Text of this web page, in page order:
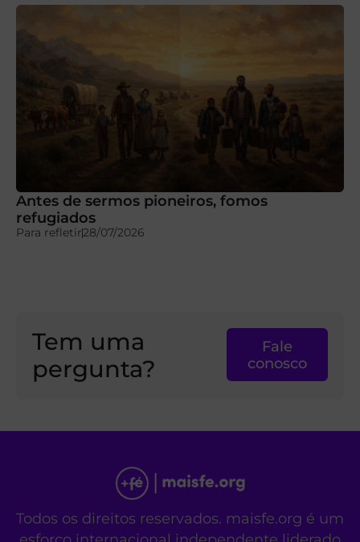
Antes de sermos pioneiros, fomos
refugiados
Para refletir28/07/2026
Tem uma
pergunta?
Fale
conosco
Todos os direitos reservados. maisfe.org é um